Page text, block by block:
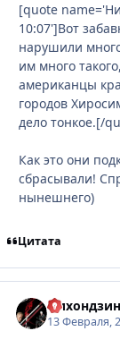
[quote
10:07']Вот
нарушили
им много
американцы
городов
дело тонкое.[/
Как это они
сбрасывали!
нынешнего)
Цитата
Нихондзин
13 Февраля,